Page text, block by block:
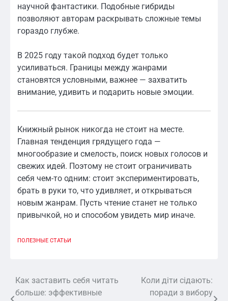
научной фантастики. Подобные гибриды
позволяют авторам раскрывать сложные темы
гораздо глубже.
В 2025 году такой подход будет только
усиливаться. Границы между жанрами
становятся условными, важнее — захватить
внимание, удивить и подарить новые эмоции.
Книжный рынок никогда не стоит на месте.
Главная тенденция грядущего года —
многообразие и смелость, поиск новых голосов и
свежих идей. Поэтому не стоит ограничивать
себя чем-то одним: стоит экспериментировать,
брать в руки то, что удивляет, и открываться
новым жанрам. Пусть чтение станет не только
привычкой, но и способом увидеть мир иначе.
ПОЛЕЗНЫЕ СТАТЬИ
Навигация
Как заставить себя читать
больше: эффективные
Коли діти сідають:
поради з вибору